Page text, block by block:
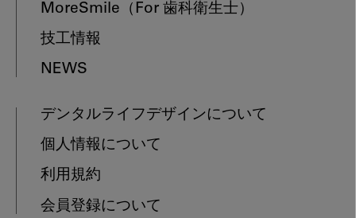
MoreSmile （For 歯科衛生士）
技工情報
NEWS
デンタルライフデザインについて
個人情報について
利用規約
会員登録について